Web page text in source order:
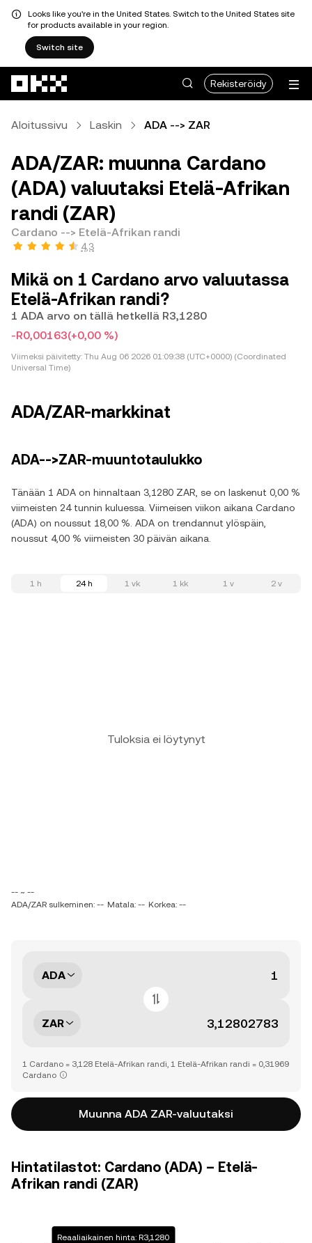
Looks like you're in the United States. Switch to the United States site
for products available in your region.
Switch site
Rekisteröidy
Aloitussivu Laskin ADA --> ZAR
ADA/ZAR: muunna Cardano
(ADA) valuutaksi Etelä-Afrikan
randi (ZAR)
Cardano --> Etelä-Afrikan randi
4,3
Mikä on 1 Cardano arvo valuutassa
Etelä-Afrikan randi?
1 ADA arvo on tällä hetkellä R3,1280
-R0,00163(+0,00 %)
Viimeksi päivitetty: Thu Aug 06 2026 01:09:38 (UTC+0000) (Coordinated
Universal Time)
ADA/ZAR-markkinat
ADA-->ZAR-muuntotaulukko
Tänään 1 ADA on hinnaltaan 3,1280 ZAR, se on laskenut 0,00 %
viimeisten 24 tunnin kuluessa. Viimeisen viikon aikana Cardano
(ADA) on noussut 18,00 %. ADA on trendannut ylöspäin,
noussut 4,00 % viimeisten 30 päivän aikana.
1 h 24 h 1 vk 1 kk 1 v 2 v
Tuloksia ei löytynyt
-- ~ --
ADA/ZAR sulkeminen: -- Matala: -- Korkea: --
ADA
ZAR
1 Cardano = 3,128 Etelä-Afrikan randi, 1 Etelä-Afrikan randi = 0,31969
Cardano
Muunna ADA ZAR-valuutaksi
Hintatilastot: Cardano (ADA) – Etelä-
Afrikan randi (ZAR)
Reaaliaikainen hinta: R3,1280